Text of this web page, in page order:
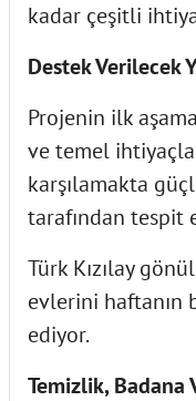
kadar çeşitli
Destek Verilecek
Projenin ilk
ve temel
karşılamakta
tarafından tespit
Türk Kızılay
evlerini haftanın
ediyor.
Temizlik, Badana